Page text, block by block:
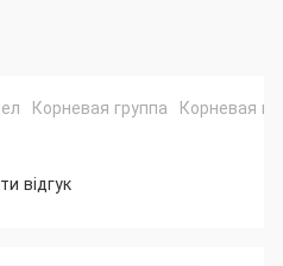
Корневая группа Корневая
відгук